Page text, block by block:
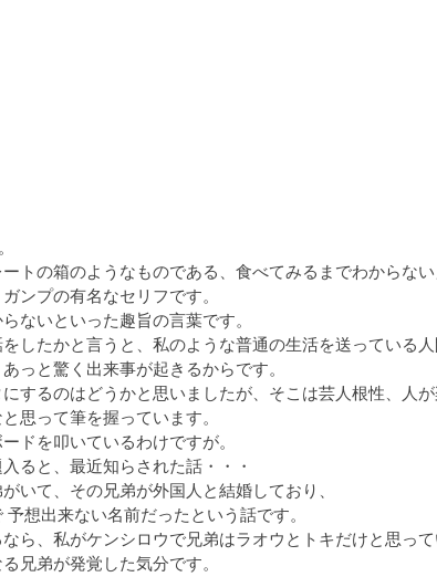
ートの箱のようなものである、食べてみるまでわからない
ンプの有名なセリフです。
ないといった趣旨の言葉です。
したかと言うと、私のような普通の生活を送っている人
っと驚く出来事が起きるからです。
するのはどうかと思いましたが、そこは芸人根性、人
思って筆を握っています。
ドを叩いているわけですが。
ると、最近知らされた話・・・
いて、その兄弟が外国人と結婚しており、
予想出来ない名前だったという話です。
ら、私がケンシロウで兄弟はラオウとトキだけと思っ
兄弟が発覚した気分です。